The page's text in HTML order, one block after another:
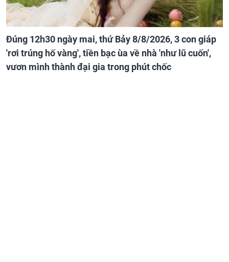
Đúng 12h30 ngày mai, thứ Bảy 8/8/2026, 3 con giáp
'rơi trúng hố vàng', tiền bạc ùa về nhà 'như lũ cuốn',
vươn mình thành đại gia trong phút chốc